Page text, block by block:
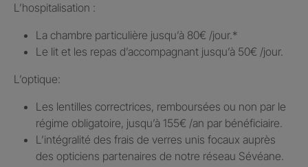
L’hospitalisation : ​
La chambre particulière jusqu’à 80€ /jour.​*
Le lit et les repas d’accompagnant jusqu’à 50€ /jour.​
L’optique:
Les lentilles correctrices, remboursées ou non par le
régime obligatoire, jusqu’à 155€ /an par bénéficiaire.​
L’intégralité des frais de verres unis focaux auprès
des opticiens partenaires de notre réseau Sévéane.​